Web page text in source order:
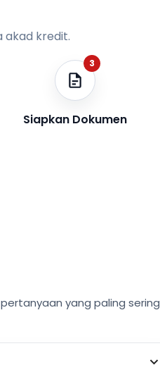
akad kredit.
3
Siapkan Dokumen
yang paling sering